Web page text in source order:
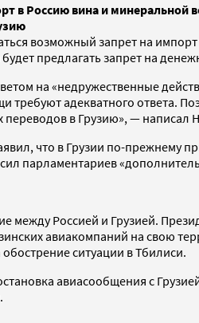
в Россию вина и
возможный запрет на
предлагать запрет на
на «недружественные
требуют адекватного
переводов в Грузию», — написал
что в Грузии по-
парламентариев
между Россией и Грузией.
авиакомпаний на свою
ситуации в Тбилиси.
авиасообщения с